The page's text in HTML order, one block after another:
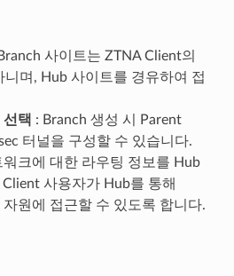
사이트는 ZTNA Client의
니며, Hub 사이트를 경유하여 접
택 : Branch 생성 시 Parent
터널을 구성할 수 있습니다.
워크에 대한 라우팅 정보를 Hub
사용자가 Hub를 통해
자원에 접근할 수 있도록 합니다.